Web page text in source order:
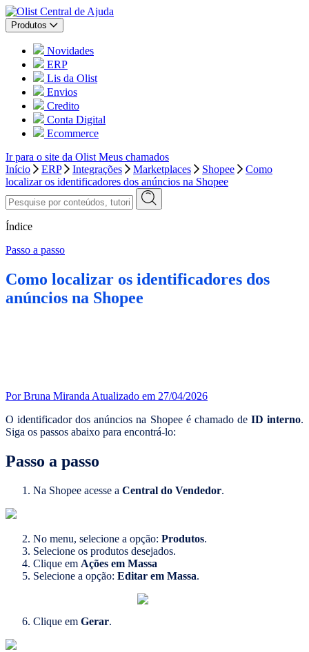
Central de Ajuda
Produtos
Novidades
ERP
Lis da Olist
Envios
Credito
Conta Digital
Ecommerce
Ir para o site da Olist Meus chamados
Início
ERP Integrações Marketplaces Shopee
Como
localizar os identificadores dos anúncios na Shopee
Índice
Passo a passo
Como localizar os identificadores dos
anúncios na Shopee
Por Bruna Miranda Atualizado em 27/04/2026
O identificador dos anúncios na Shopee é chamado de ID interno.
Siga os passos abaixo para encontrá-lo:
Passo a passo
Na Shopee acesse a Central do Vendedor.
No menu, selecione a opção: Produtos.
Selecione os produtos desejados.
Clique em Ações em Massa
Selecione a opção: Editar em Massa.
Clique em Gerar.